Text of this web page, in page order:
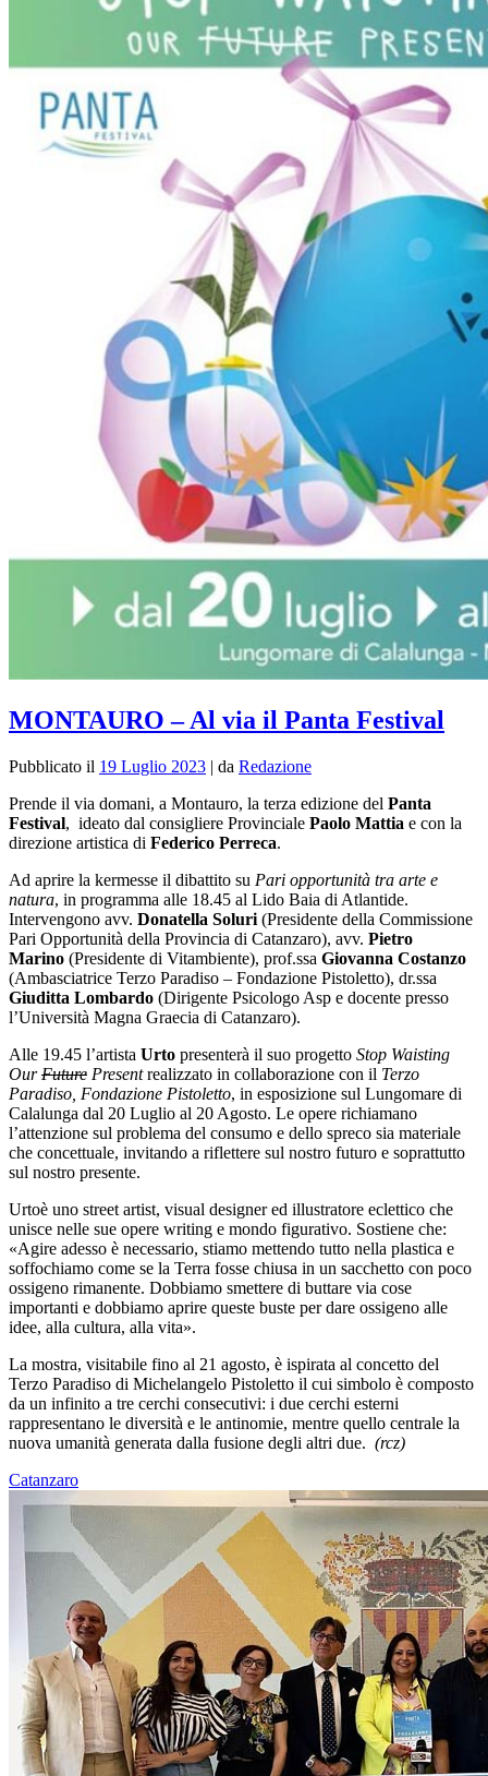
MONTAURO – Al via il Panta Festival
Pubblicato il 19 Luglio 2023 | da Redazione
Prende il via domani, a Montauro, la terza edizione del Panta
Festival, ideato dal consigliere Provinciale Paolo Mattia e con la
direzione artistica di Federico Perreca.
Ad aprire la kermesse il dibattito su Pari opportunità tra arte e
natura, in programma alle 18.45 al Lido Baia di Atlantide.
Intervengono avv. Donatella Soluri (Presidente della Commissione
Pari Opportunità della Provincia di Catanzaro), avv. Pietro
Marino (Presidente di Vitambiente), prof.ssa Giovanna Costanzo
(Ambasciatrice Terzo Paradiso – Fondazione Pistoletto), dr.ssa
Giuditta Lombardo (Dirigente Psicologo Asp e docente presso
l’Università Magna Graecia di Catanzaro).
Alle 19.45 l’artista Urto presenterà il suo progetto Stop Waisting
OurFuture Presentrealizzato in collaborazione con il Terzo
Paradiso, Fondazione Pistoletto, in esposizione sul Lungomare di
Calalunga dal 20 Luglio al 20 Agosto. Le opere richiamano
l’attenzione sul problema del consumo e dello spreco sia materiale
che concettuale, invitando a riflettere sul nostro futuro e soprattutto
sul nostro presente.
Urtoè uno street artist, visual designer ed illustratore eclettico che
unisce nelle sue opere writing e mondo figurativo. Sostiene che:
«Agire adesso è necessario, stiamo mettendo tutto nella plastica e
soffochiamo come se la Terra fosse chiusa in un sacchetto con poco
ossigeno rimanente. Dobbiamo smettere di buttare via cose
importanti e dobbiamo aprire queste buste per dare ossigeno alle
idee, alla cultura, alla vita».
La mostra, visitabile fino al 21 agosto, è ispirata al concetto del
Terzo Paradiso di Michelangelo Pistoletto il cui simbolo è composto
da un infinito a tre cerchi consecutivi: i due cerchi esterni
rappresentano le diversità e le antinomie, mentre quello centrale la
nuova umanità generata dalla fusione degli altri due. (rcz)
Catanzaro